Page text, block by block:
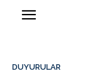
DUYURULAR